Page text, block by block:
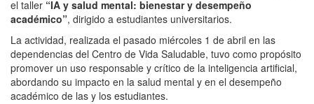
el taller “IA y salud mental: bienestar y desempeño
académico”, dirigido a estudiantes universitarios.
La actividad, realizada el pasado miércoles 1 de abril en las
dependencias del Centro de Vida Saludable, tuvo como propósito
promover un uso responsable y crítico de la inteligencia artificial,
abordando su impacto en la salud mental y en el desempeño
académico de las y los estudiantes.